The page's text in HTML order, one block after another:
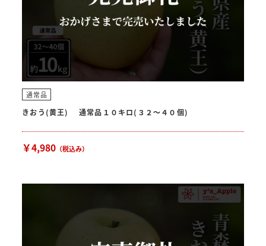
通常品
きおう(黄王) 通常品１０キロ(３２〜４０個)
￥4,980 （税込み）